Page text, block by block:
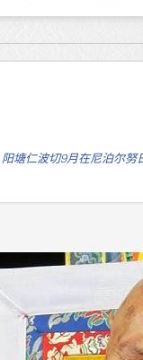
阳塘仁波切9月在尼泊尔努